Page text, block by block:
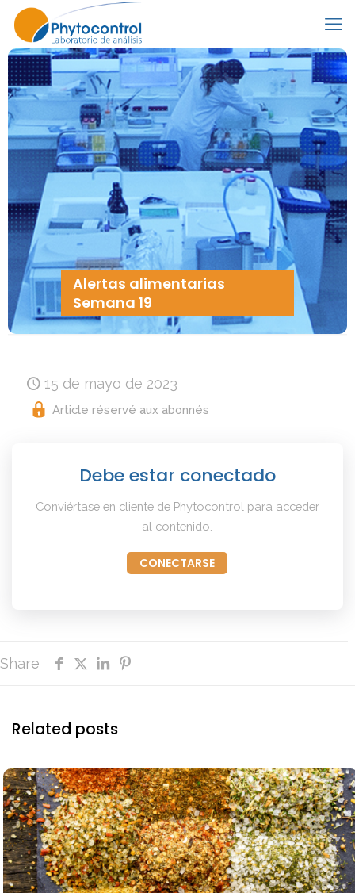
Alertas alimentarias
Semana 19
15 de mayo de 2023
Article réservé aux abonnés
Debe estar conectado
Conviértase en cliente de Phytocontrol para acceder
al contenido.
CONECTARSE
Share
Related posts